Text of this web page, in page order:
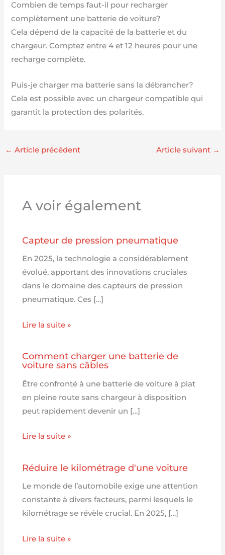
Combien de temps faut-il pour recharger
complètement une batterie de voiture?
Cela dépend de la capacité de la batterie et du
chargeur. Comptez entre 4 et 12 heures pour une
recharge complète.
Puis-je charger ma batterie sans la débrancher?
Cela est possible avec un chargeur compatible qui
garantit la protection des polarités.
← Article précédent Article suivant →
A voir également
Capteur de pression pneumatique
En 2025, la technologie a considérablement
évolué, apportant des innovations cruciales
dans le domaine des capteurs de pression
pneumatique. Ces […]
Lire la suite »
Comment charger une batterie de
voiture sans câbles
Être confronté à une batterie de voiture à plat
en pleine route sans chargeur à disposition
peut rapidement devenir un […]
Lire la suite »
Réduire le kilométrage d'une voiture
Le monde de l’automobile exige une attention
constante à divers facteurs, parmi lesquels le
kilométrage se révèle crucial. En 2025, […]
Lire la suite »